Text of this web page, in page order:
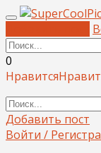
0
Нравится
Добавить пост
Войти /